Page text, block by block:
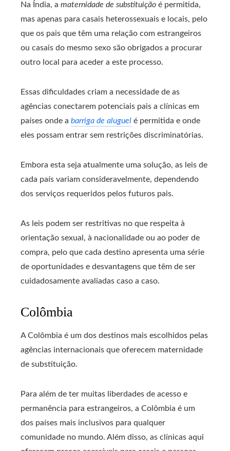
Na Índia, a maternidade de substituição é permitida,
mas apenas para casais heterossexuais e locais, pelo
que os pais que têm uma relação com estrangeiros
ou casais do mesmo sexo são obrigados a procurar
outro local para aceder a este processo.
Essas dificuldades criam a necessidade de as
agências conectarem potenciais pais a clínicas em
países onde a barriga de aluguel é permitida e onde
eles possam entrar sem restrições discriminatórias.
Embora esta seja atualmente uma solução, as leis de
cada país variam consideravelmente, dependendo
dos serviços requeridos pelos futuros pais.
As leis podem ser restritivas no que respeita à
orientação sexual, à nacionalidade ou ao poder de
compra, pelo que cada destino apresenta uma série
de oportunidades e desvantagens que têm de ser
cuidadosamente avaliadas caso a caso.
Colômbia
A Colômbia é um dos destinos mais escolhidos pelas
agências internacionais que oferecem maternidade
de substituição.
Para além de ter muitas liberdades de acesso e
permanência para estrangeiros, a Colômbia é um
dos países mais inclusivos para qualquer
comunidade no mundo. Além disso, as clínicas aqui